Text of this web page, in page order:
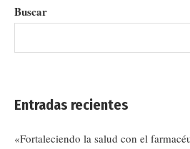
Buscar
Entradas recientes
«Fortaleciendo la salud con el